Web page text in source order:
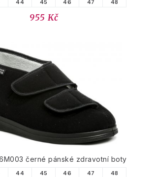
44 45 46 47 48
955 Kč
černé pánské zdravotní boty
44 45 46 47 48